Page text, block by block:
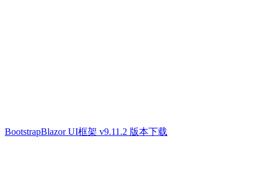
BootstrapBlazor UI框架 v9.11.2 版本下载